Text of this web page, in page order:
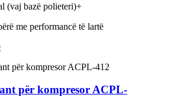
(vaj bazë polieteri)+
me performancë të lartë
për kompresor ACPL-